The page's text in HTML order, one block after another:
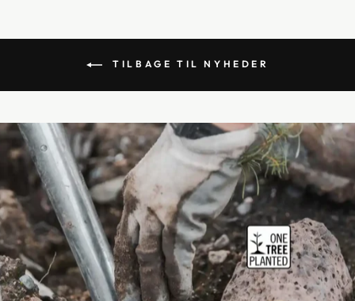
TILBAGE TIL NYHEDER